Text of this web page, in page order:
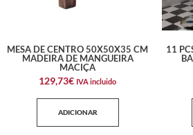
MESA DE CENTRO 50X50X35 CM
MADEIRA DE MANGUEIRA
MACIÇA
129,73€ IVA incluido
ADICIONAR
11